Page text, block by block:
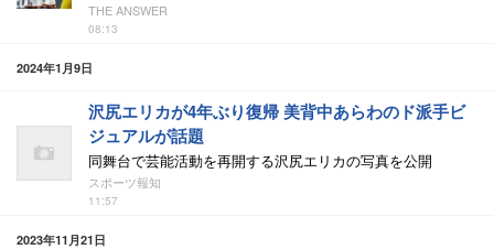
THE ANSWER
08:13
2024年1月9日
沢尻エリカが4年ぶり復帰 美背中あらわのド派手ビ
ジュアルが話題
同舞台で芸能活動を再開する沢尻エリカの写真を公開
スポーツ報知
11:57
2023年11月21日